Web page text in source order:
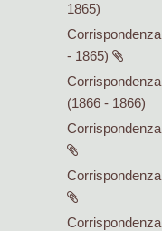
1865)
Corrispondenza
- 1865)
Corrispondenza
(1866 - 1866)
Corrispondenza
Corrispondenza
Corrispondenza